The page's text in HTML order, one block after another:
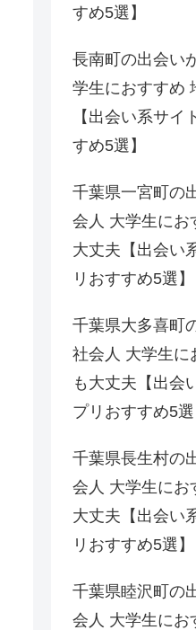
すめ5選】
長南町の出会い
学生におすすめ
【出会い系サイ
すめ5選】
千葉県一宮町の
会人 大学生にお
大丈夫【出会い
リおすすめ5選】
千葉県大多喜町
社会人 大学生に
も大丈夫【出会
プリおすすめ5選
千葉県長生村の
会人 大学生にお
大丈夫【出会い
リおすすめ5選】
千葉県睦沢町の
会人 大学生にお